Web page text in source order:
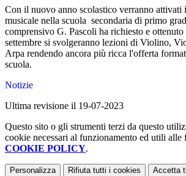
Con il nuovo anno scolastico verranno attivati
musicale nella scuola secondaria di primo
comprensivo G. Pascoli ha richiesto e
settembre si svolgeranno lezioni di Violino,
Arpa rendendo ancora più ricca l'offerta
scuola.
Notizie
Ultima revisione il 19-07-2023
Questo sito o gli strumenti terzi da questo
cookie necessari al funzionamento ed utili alle
COOKIE POLICY.
Personalizza Rifiuta tutti i cookies Accetta